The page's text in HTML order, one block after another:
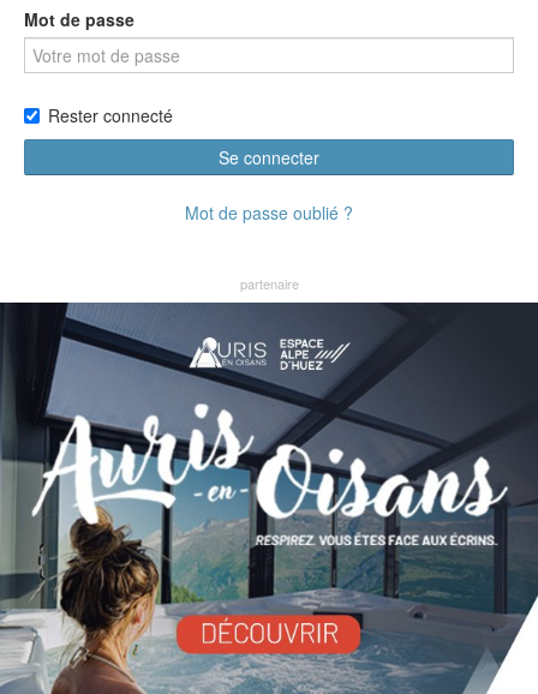
Mot de passe
Rester connecté
Se connecter
Mot de passe oublié ?